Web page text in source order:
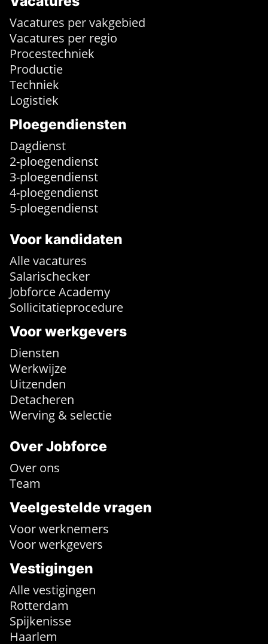
Vacatures per vakgebied
Vacatures per regio
Procestechniek
Productie
Techniek
Logistiek
Ploegendiensten
Dagdienst
2-ploegendienst
3-ploegendienst
4-ploegendienst
5-ploegendienst
Voor kandidaten
Alle vacatures
Salarischecker
Jobforce Academy
Sollicitatieprocedure
Voor werkgevers
Diensten
Werkwijze
Uitzenden
Detacheren
Werving & selectie
Over Jobforce
Over ons
Team
Veelgestelde vragen
Voor werknemers
Voor werkgevers
Vestigingen
Alle vestigingen
Rotterdam
Spijkenisse
Haarlem